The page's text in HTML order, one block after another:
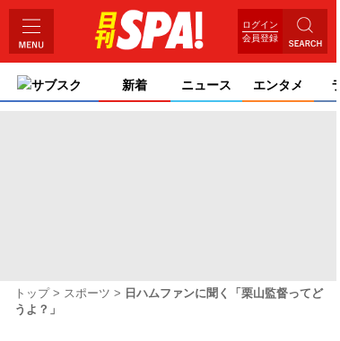
ログイン
会員登録
サブスク 新着 ニュース エンタメ
トップ スポーツ
日ハムファンに聞く「栗山監督ってど
うよ？」